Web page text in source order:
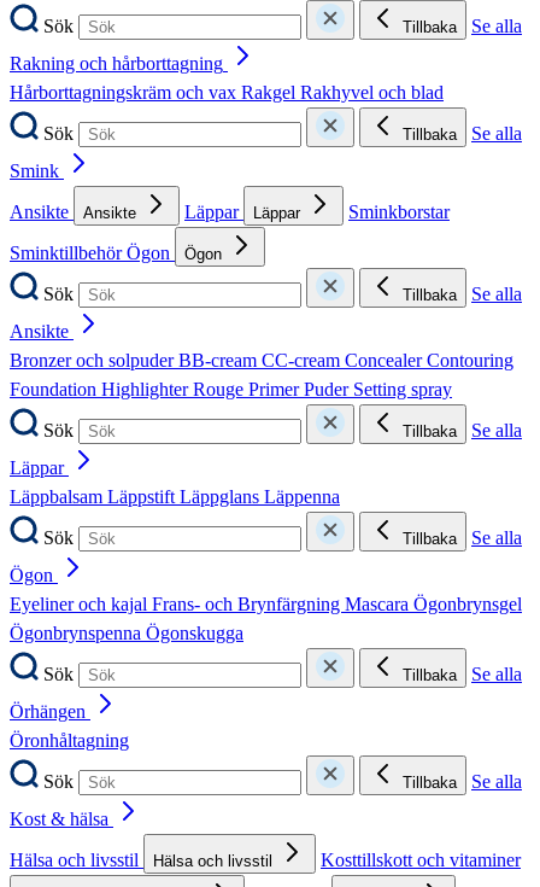
Sök
Tillbaka
Se alla
Rakning och hårborttagning
Hårborttagningskräm och vax Rakgel Rakhyvel och blad
Sök
Tillbaka
Se alla
Smink
Ansikte
Ansikte Läppar Läppar
Sminkborstar
SminktillbehörÖgon Ögon
Sök Tillbaka
Se alla
Ansikte
Bronzer och solpuderBB-cream CC-cream ConcealerContouring
Foundation HighlighterRouge PrimerPuder Setting spray
Sök
Tillbaka
Se alla
Läppar
Läppbalsam LäppstiftLäppglans Läppenna
Sök
Tillbaka
Se alla
Ögon
Eyeliner och kajal Frans- och Brynfärgning Mascara Ögonbrynsgel
Ögonbrynspenna Ögonskugga
Sök
Tillbaka
Se alla
Örhängen
Öronhåltagning
Sök
Tillbaka
Se alla
Kost & hälsa
Hälsa och livsstil
Hälsa och livsstil Kosttillskott och vitaminer